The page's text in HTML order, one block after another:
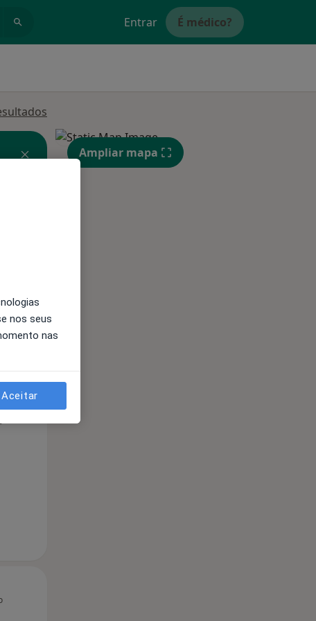
Entrar É médico?
Qua
12 Ago
Ampliar mapa
nos seus
nas
Aceitar